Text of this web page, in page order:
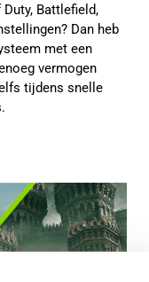
Battlefield,
Dan heb
met een
vermogen
tijdens snelle